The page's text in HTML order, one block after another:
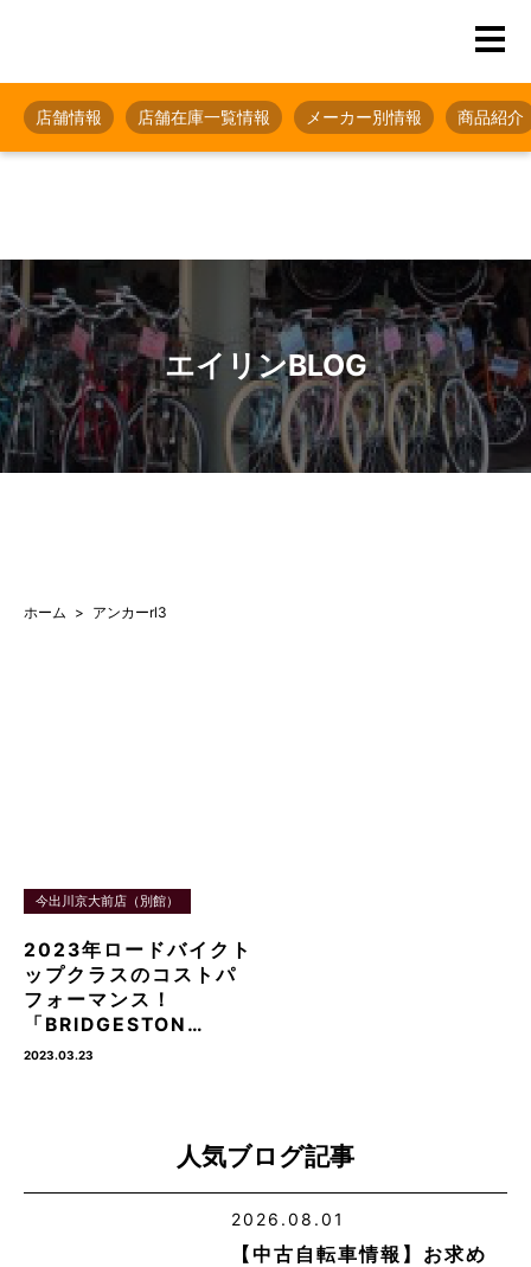
店舗情報 店舗在庫一覧情報 メーカー別情報 商品紹介
エイリンBLOG
ホーム アンカーrl3
今出川京大前店（別館）
2023年ロードバイクト
ップクラスのコストパ
フォーマンス！
「BRIDGESTON…
2023.03.23
人気ブログ記事
2026.08.01
【中古自転車情報】お求め